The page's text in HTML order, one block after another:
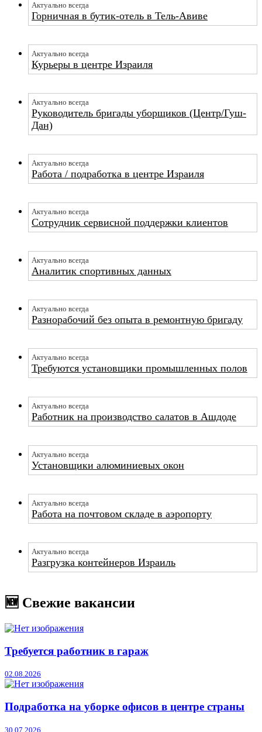
Актуально всегда
Горничная в бутик-отель в Тель-Авиве
Актуально всегда
Курьеры в центре Израиля
Актуально всегда
Руководитель бригады уборщиков (Центр/Гуш-
Дан)
Актуально всегда
Работа / подработка в центре Израиля
Актуально всегда
Сотрудник сервисной поддержки клиентов
Актуально всегда
Аналитик спортивных данных
Актуально всегда
Разнорабочий без опыта в ремонтную бригаду
Актуально всегда
Требуются установщики промышленных полов
Актуально всегда
Работник на производство салатов в Ашдоде
Актуально всегда
Установщики алюминиевых окон
Актуально всегда
Работа на почтовом складе в аэропорту
Актуально всегда
Разгрузка контейнеров Израиль
🆕 Свежие вакансии
Требуется работник в гараж
02.08.2026
Подработка на уборке офисов в центре страны
30.07.2026